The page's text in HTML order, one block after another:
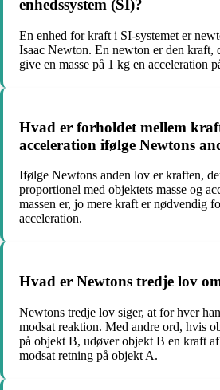
enhedssystem (SI)?
En enhed for kraft i SI-systemet er
Isaac Newton. En newton er den kraft,
give en masse på 1 kg en acceleration
Hvad er forholdet mellem
acceleration ifølge Newtons
Ifølge Newtons anden lov er kraften,
proportionel med objektets masse og
massen er, jo mere kraft er nødvendig
acceleration.
Hvad er Newtons tredje lov
Newtons tredje lov siger, at for hver
modsat reaktion. Med andre ord, hvis
på objekt B, udøver objekt B en kraft af
modsat retning på objekt A.